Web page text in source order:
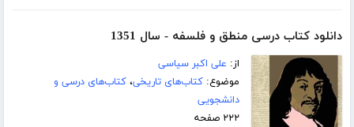
دانلود کتاب درسی منطق و فلسفه - سال 1351
از: علی اکبر سیاسی
موضوع:کتاب‌های تاریخی،کتاب‌های درسی و
دانشجویی
۲۲۲ صفحه